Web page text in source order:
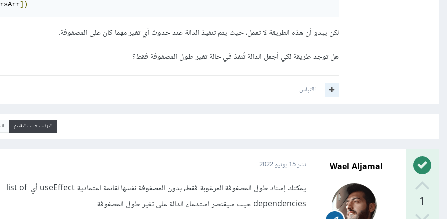
])
لكن يبدو أن هذه الطريقة لا تعمل، حيث يتم تنفيذ الدالة عند حدوث أي تغير مهما كان على المصفوفة.
هل توجد طريقة لكي أجعل الدالة تُنفذ في حالة تغير طول المصفوفة فقط؟
اقتباس
الترتيب حسب التقييم
1
Wael Aljamal نشر15 يونيو 2022
يمكنك إسناد طول المصفوفة المرغوبة فقط، بدون المصفوفة نفسها لقائمة اعتمادية useEffect أي list of
dependencies حيث سيقتصر استدعاء الدالة على تغير طول المصفوفة